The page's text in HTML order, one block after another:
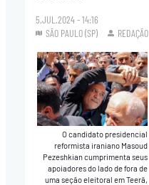
5.JUL.2024 - 14:16
SÃO PAULO (SP)
REDAÇÃO
O candidato presidencial
reformista iraniano Masoud
Pezeshkian cumprimenta seus
apoiadores do lado de fora de
uma seção eleitoral em Teerã,